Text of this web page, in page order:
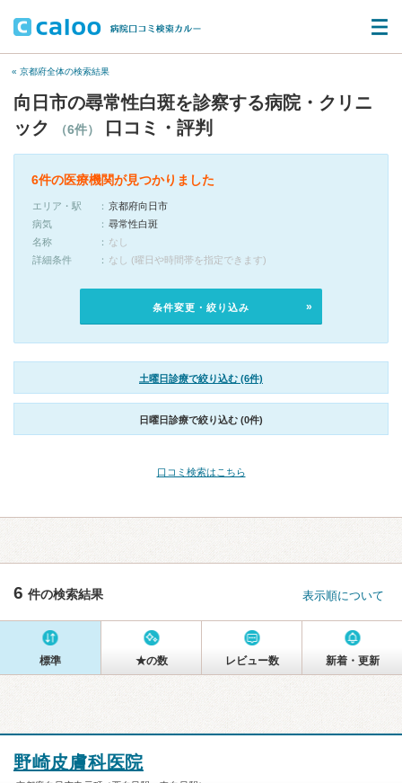
« 京都府全体の検索結果
向日市の尋常性白斑を診察する病院・クリニ
ック
（6件） 口コミ・評判
6件の医療機関が見つかりました
エリア・駅
京都府向日市
病気
尋常性白斑
名称
なし
詳細条件
なし (曜日や時間帯を指定できます)
条件変更・絞り込み
土曜日診療で絞り込む (6件)
日曜日診療で絞り込む (0件)
口コミ検索はこちら
6 件の検索結果 表示順について
標準 ★の数 レビュー数 新着・更新
野崎皮膚科医院